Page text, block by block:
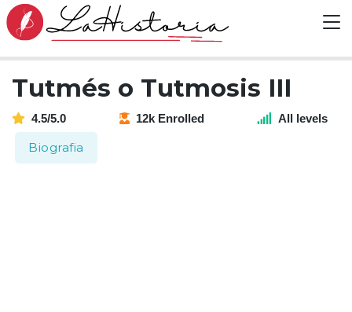
Tutmés o Tutmosis III
4.5/5.0 12k Enrolled All levels
Biografia